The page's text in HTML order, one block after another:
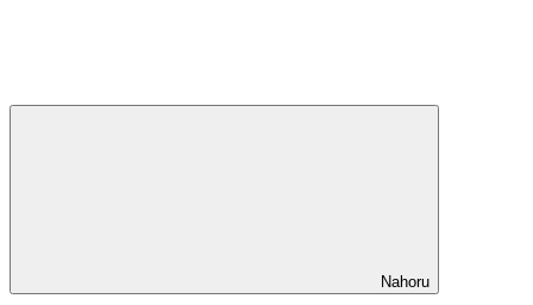
Nahoru